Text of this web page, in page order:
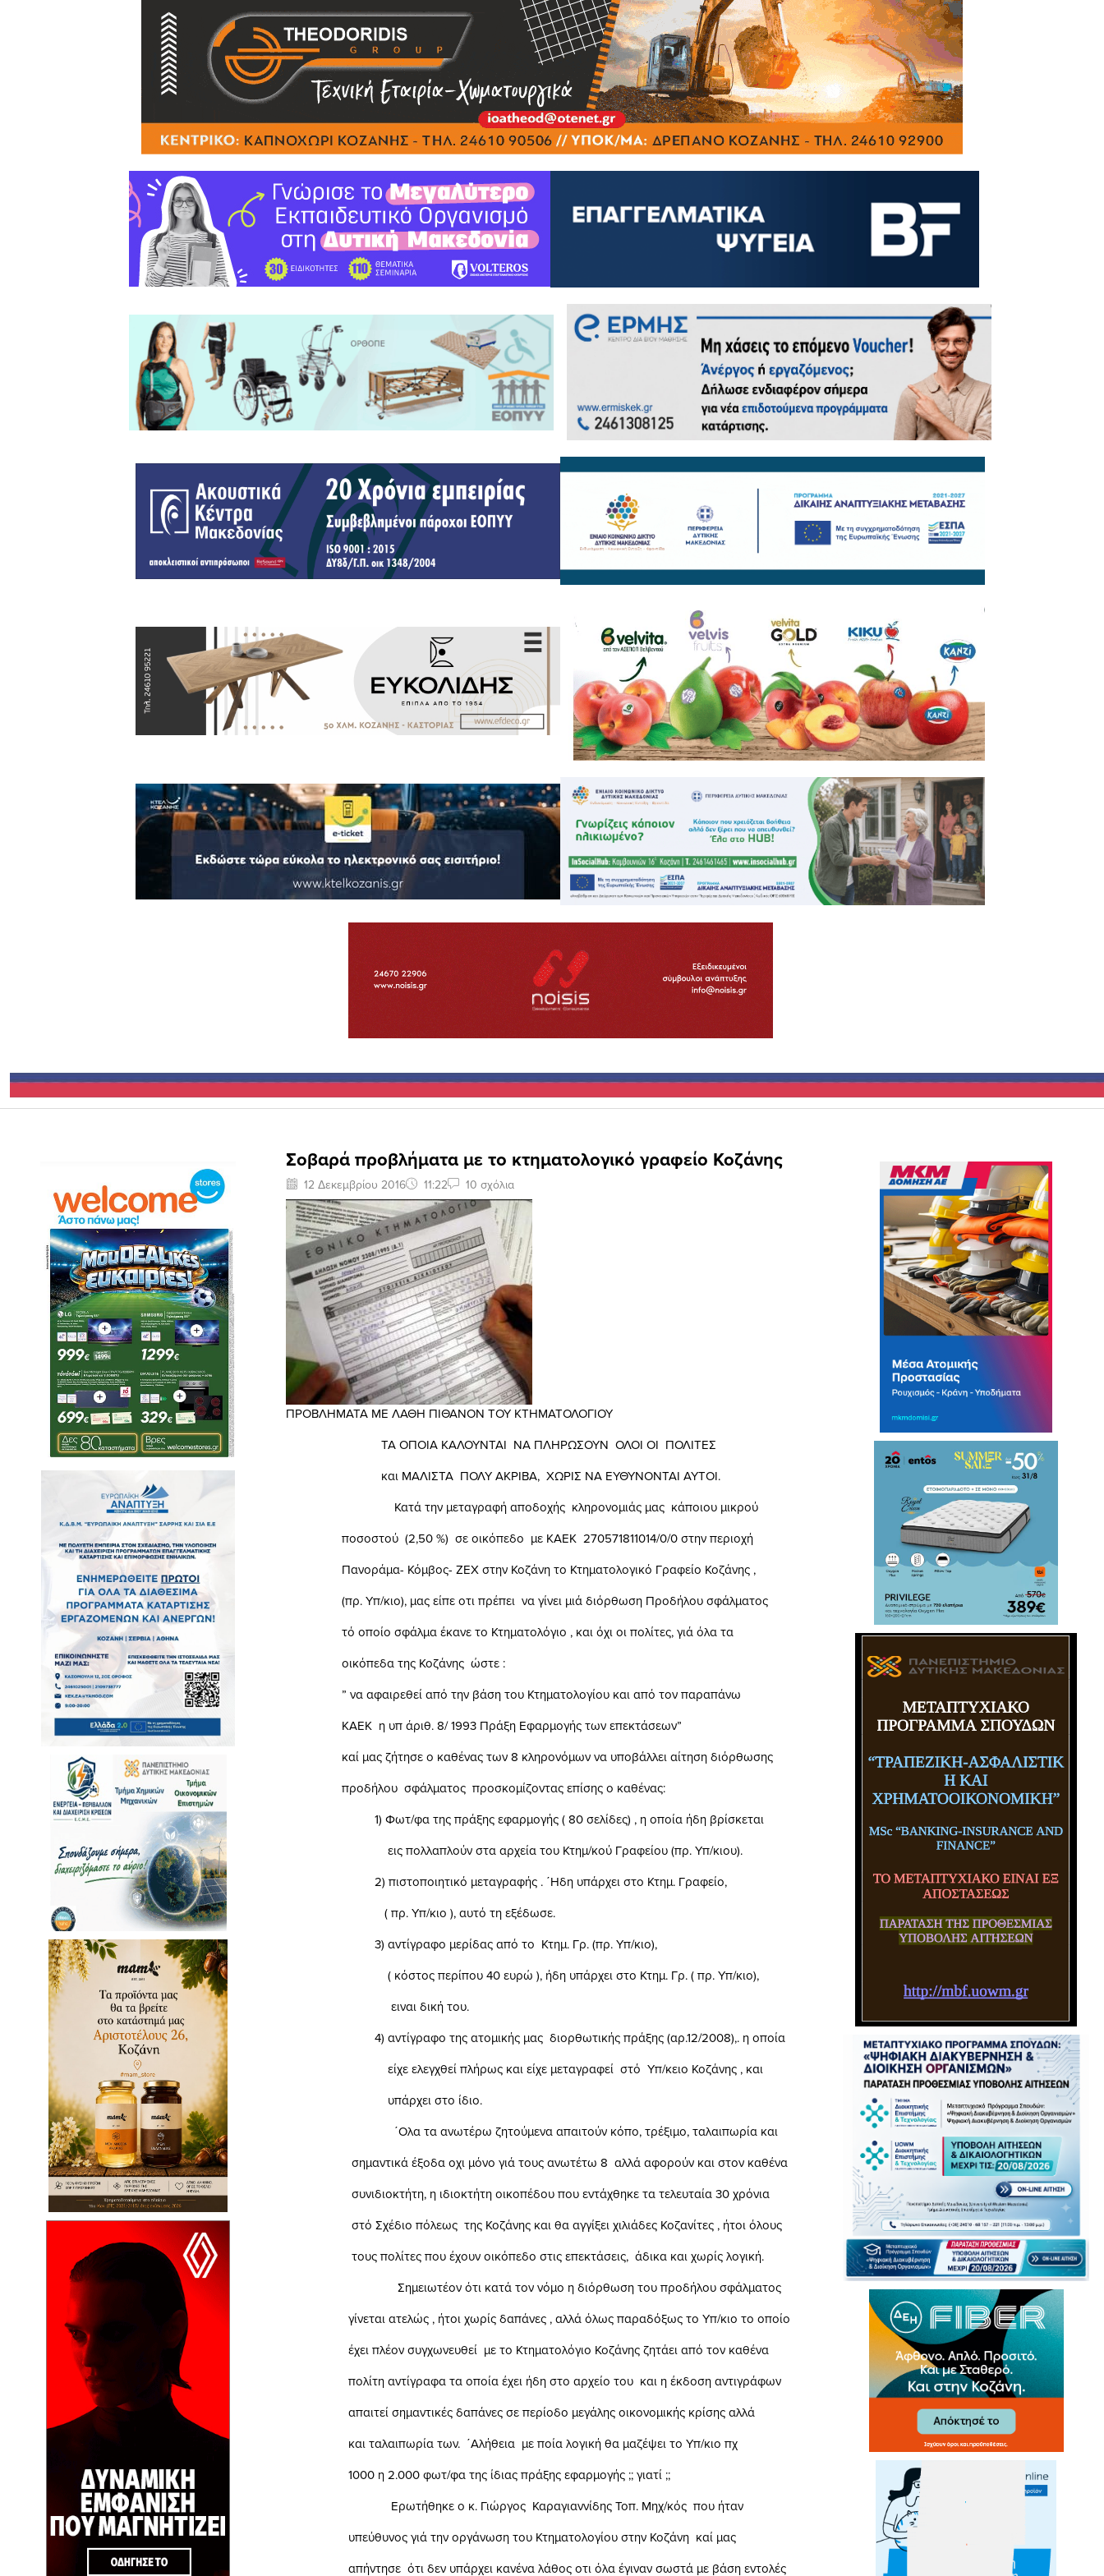
Σοβαρά προβλήματα με το κτηματολογικό γραφείο Κοζάνης
12 Δεκεμβρίου 2016 11:22 10 σχόλια
ΠΡΟΒΛΗΜΑΤΑ ΜΕ ΛΑΘΗ ΠΙΘΑΝΟΝ ΤΟΥ ΚΤΗΜΑΤΟΛΟΓΙΟΥ
ΤΑ ΟΠΟΙΑ ΚΑΛΟΥΝΤΑΙ ΝΑ ΠΛΗΡΩΣΟΥΝ ΟΛΟΙ ΟΙ ΠΟΛΙΤΕΣ
και ΜΑΛΙΣΤΑ ΠΟΛΥ ΑΚΡΙΒΑ, ΧΩΡΙΣ ΝΑ ΕΥΘΥΝΟΝΤΑΙ ΑΥΤΟΙ.
Κατά την μεταγραφή αποδοχής κληρονομιάς μας κάποιου μικρού
ποσοστού (2,50 %) σε οικόπεδο με ΚΑΕΚ 270571811014/0/0 στην περιοχή
Πανοράμα- Κόμβος- ΖΕΧ στην Κοζάνη το Κτηματολογικό Γραφείο Κοζάνης ,
(πρ. Υπ/κιο), μας είπε οτι πρέπει να γίνει μιά διόρθωση Προδήλου σφάλματος
τό οποίο σφάλμα έκανε το Κτηματολόγιο , και όχι οι πολίτες, γιά όλα τα
οικόπεδα της Κοζάνης ώστε :
” να αφαιρεθεί από την βάση του Κτηματολογίου και από τον παραπάνω
ΚΑΕΚ η υπ άριθ. 8/ 1993 Πράξη Εφαρμογής των επεκτάσεων”
καί μας ζήτησε ο καθένας των 8 κληρονόμων να υποβάλλει αίτηση διόρθωσης
προδήλου σφάλματος προσκομίζοντας επίσης ο καθένας:
1) Φωτ/φα της πράξης εφαρμογής ( 80 σελίδες) , η οποία ήδη βρίσκεται
εις πολλαπλούν στα αρχεία του Κτημ/κού Γραφείου (πρ. Υπ/κιου).
2) πιστοποιητικό μεταγραφής . ΄Ηδη υπάρχει στο Κτημ. Γραφείο,
( πρ. Υπ/κιο ), αυτό τη εξέδωσε.
3) αντίγραφο μερίδας από το Κτημ. Γρ. (πρ. Υπ/κιο),
( κόστος περίπου 40 ευρώ ), ήδη υπάρχει στο Κτημ. Γρ. ( πρ. Υπ/κιο),
ειναι δική του.
4) αντίγραφο της ατομικής μας διορθωτικής πράξης (αρ.12/2008),. η οποία
είχε ελεγχθεί πλήρως και είχε μεταγραφεί στό Υπ/κειο Κοζάνης , και
υπάρχει στο ίδιο.
΄Ολα τα ανωτέρω ζητούμενα απαιτούν κόπο, τρέξιμο, ταλαιπωρία και
σημαντικά έξοδα οχι μόνο γιά τους ανωτέτω 8 αλλά αφορούν και στον καθένα
συνιδιοκτήτη, η ιδιοκτήτη οικοπέδου που εντάχθηκε τα τελευταία 30 χρόνια
στό Σχέδιο πόλεως της Κοζάνης και θα αγγίξει χιλιάδες Κοζανίτες , ήτοι όλους
τους πολίτες που έχουν οικόπεδο στις επεκτάσεις, άδικα και χωρίς λογική.
Σημειωτέον ότι κατά τον νόμο η διόρθωση του προδήλου σφάλματος
γίνεται ατελώς , ήτοι χωρίς δαπάνες , αλλά όλως παραδόξως το Υπ/κιο το οποίο
έχει πλέον συγχωνευθεί με το Κτηματολόγιο Κοζάνης ζητάει από τον καθένα
πολίτη αντίγραφα τα οποία έχει ήδη στο αρχείο του και η έκδοση αντιγράφων
απαιτεί σημαντικές δαπάνες σε περίοδο μεγάλης οικονομικής κρίσης αλλά
και ταλαιπωρία των. ΄Αλήθεια με ποία λογική θα μαζέψει το Υπ/κιο πχ
1000 η 2.000 φωτ/φα της ίδιας πράξης εφαρμογής ;; γιατί ;;
Ερωτήθηκε ο κ. Γιώργος Καραγιαννίδης Τοπ. Μηχ/κός που ήταν
υπεύθυνος γιά την οργάνωση του Κτηματολογίου στην Κοζάνη καί μας
απήντησε ότι δεν υπάρχει κανένα λάθος οτι όλα έγιναν σωστά με βάση εντολές